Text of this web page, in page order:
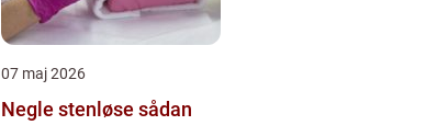
07 maj 2026
Negle stenløse sådan